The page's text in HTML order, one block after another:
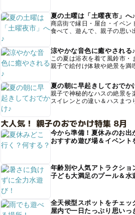
夏の土曜は「土曜夜市」へ♪
商店街で縁日・屋台・イベン
食べて、遊んで、親子の思い
涼やかな音色に癒やされる♪
この夏は浴衣を着て風鈴市・
親子で絵付け体験や絶景を満
夏の朝に早起きしておでか
親子で神秘的なハスの絶景を
スイレンとの違い＆ハスまつ
大人気！ 親子のおでかけ特集 8月
今から準備！夏休みのお出
おすすめ遊び場＆イベント
年齢別や人気アトラクショ
子ども大満足のプール＆水
全天候型スポットをチェッ
屋内で一日たっぷり思いっ